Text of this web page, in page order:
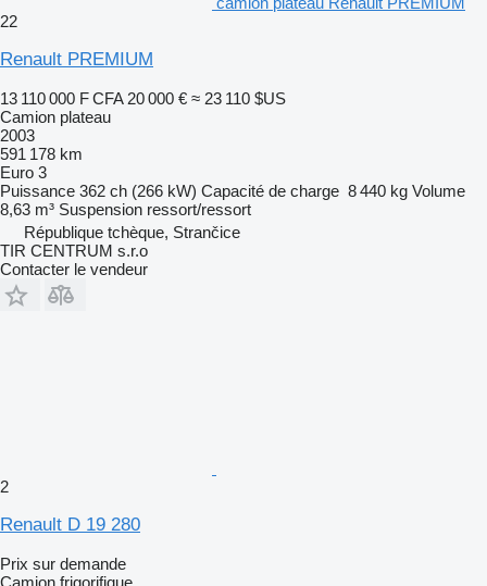
22
Renault PREMIUM
13 110 000 F CFA 20 000 € ≈ 23 110 $US
Camion plateau
2003
591 178 km
Euro 3
Puissance 362 ch (266 kW) Capacité de charge 8 440 kg Volume
8,63 m³ Suspension ressort/ressort
République tchèque, Strančice
TIR CENTRUM s.r.o
Contacter le vendeur
2
Renault D 19 280
Prix sur demande
Camion frigorifique